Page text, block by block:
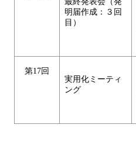
明届作成：３回
目）
第17回
実用化ミーティ
ング